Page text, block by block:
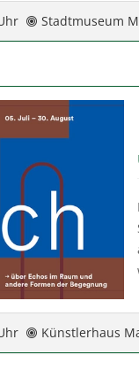
Stadtmuseum
Künstlerhaus